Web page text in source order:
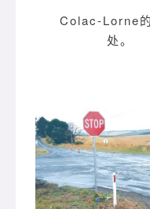
Colac-Lorne
处。